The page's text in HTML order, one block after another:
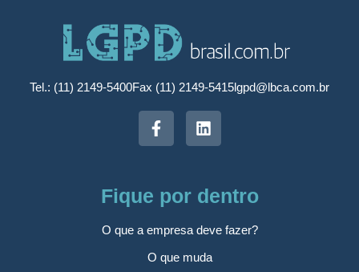
Tel.: (11) 2149-5400Fax (11) 2149-5415lgpd@lbca.com.br
Fique por dentro
O que a empresa deve fazer?
O que muda